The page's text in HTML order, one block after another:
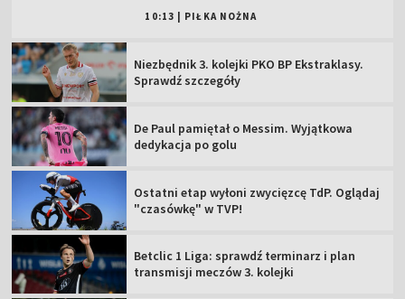
10:13 PIŁKA NOŻNA
Niezbędnik 3. kolejki PKO BP Ekstraklasy.
Sprawdź szczegóły
De Paul pamiętał o Messim. Wyjątkowa
dedykacja po golu
Ostatni etap wyłoni zwycięzcę TdP. Oglądaj
"czasówkę" w TVP!
Betclic 1 Liga: sprawdź terminarz i plan
transmisji meczów 3. kolejki